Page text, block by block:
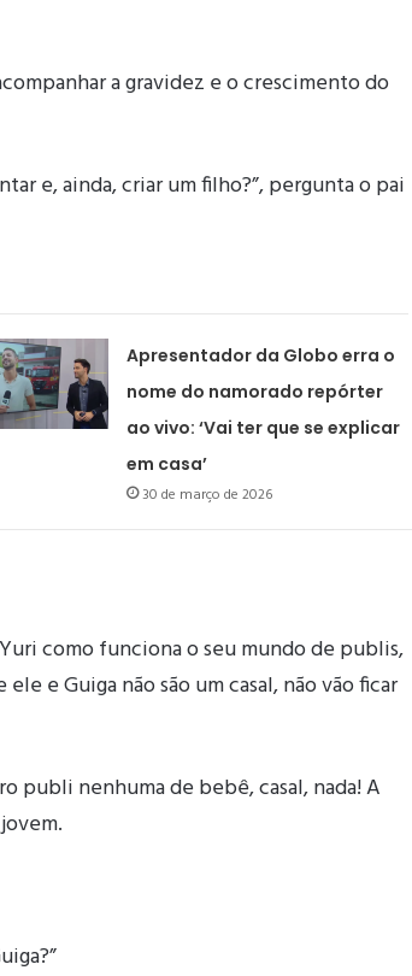
a gravidez e o crescimento do
e, ainda, criar um filho?”, pergunta o pai
Apresentador da Globo erra o
nome do namorado repórter
ao vivo: ‘Vai ter que se explicar
em casa’
30 de março de 2026
como funciona o seu mundo de publis,
e Guiga não são um casal, não vão ficar
publi nenhuma de bebê, casal, nada! A